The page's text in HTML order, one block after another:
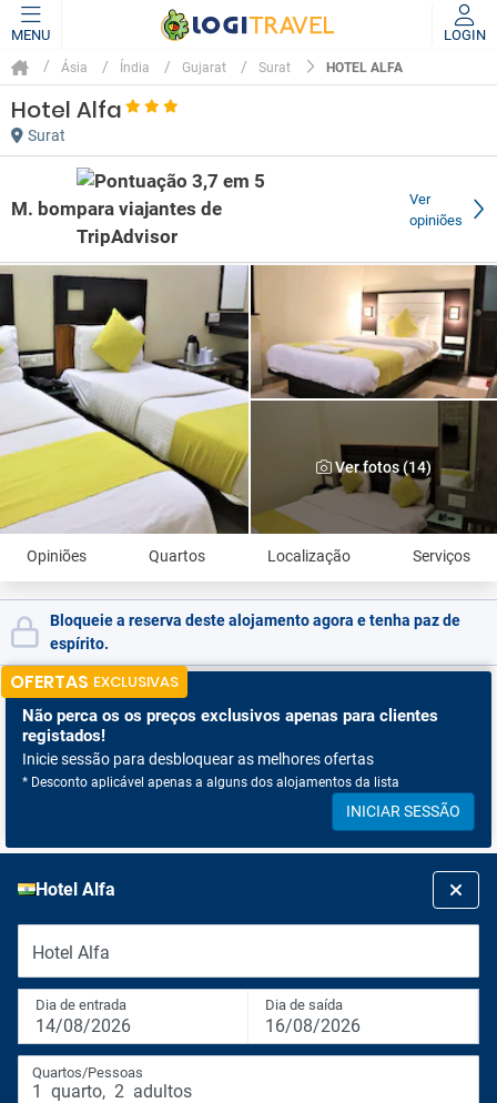
MENU LOGIN
Ásia Índia Gujarat Surat HOTEL ALFA
Hotel Alfa
Surat
M. bom
Ver
opiniões
Ver fotos (14)
Opiniões Quartos Localização Serviços
Bloqueie a reserva deste alojamento agora e tenha paz de
espírito.
OFERTAS EXCLUSIVAS
Não perca os os preços exclusivos apenas para clientes
registados!
Inicie sessão para desbloquear as melhores ofertas
* Desconto aplicável apenas a alguns dos alojamentos da lista
INICIAR SESSÃO
Hotel Alfa
Hotel Alfa
Dia de entrada
14/08/2026
Dia de saída
16/08/2026
Quartos/Pessoas
1 quarto, 2 adultos